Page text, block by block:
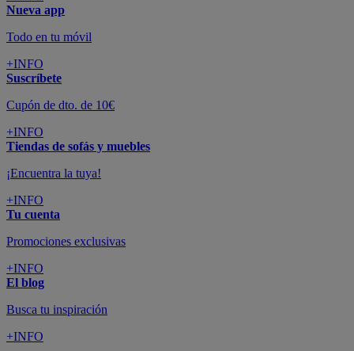
Nueva app
Todo en tu móvil
+INFO
Suscríbete
Cupón de dto. de 10€
+INFO
Tiendas de sofás y muebles
¡Encuentra la tuya!
+INFO
Tu cuenta
Promociones exclusivas
+INFO
El blog
Busca tu inspiración
+INFO